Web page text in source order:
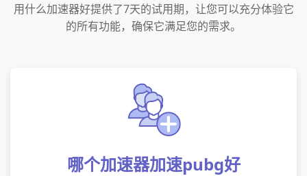
用什么加速器好提供了7天的试用期，让您可以充分体验它
的所有功能，确保它满足您的需求。
哪个加速器加速pubg好